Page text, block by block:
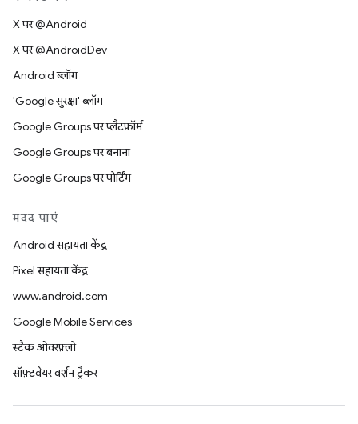
X पर @Android
X पर @AndroidDev
Android ब्लॉग
'Google सुरक्षा' ब्लॉग
Google Groups पर प्लैटफ़ॉर्म
Google Groups पर बनाना
Google Groups पर पोर्टिंग
मदद पाएं
Android सहायता केंद्र
Pixel सहायता केंद्र
www.android.com
Google Mobile Services
स्टैक ओवरफ़्लो
सॉफ़्टवेयर वर्शन ट्रैकर